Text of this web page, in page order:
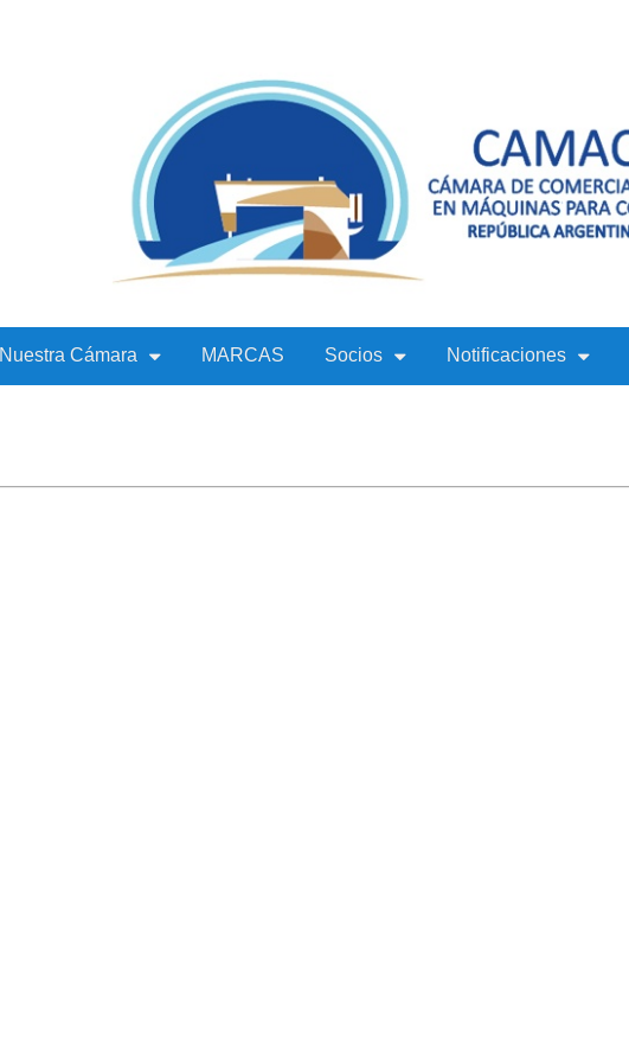
Nuestra Cámara MARCAS Socios Notificaciones